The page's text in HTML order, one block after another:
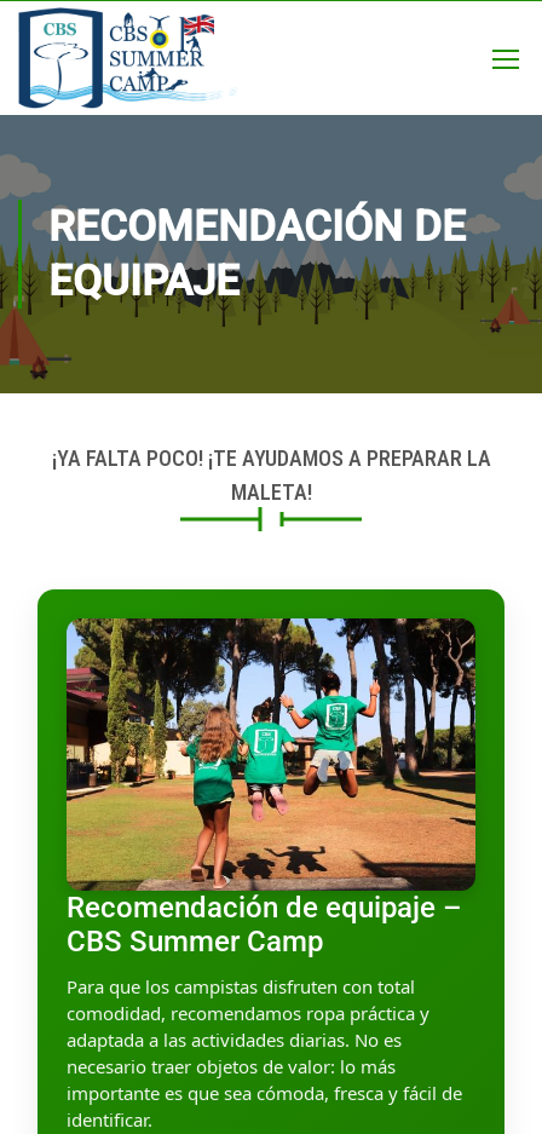
RECOMENDACIÓN DE
EQUIPAJE
¡YA FALTA POCO! ¡TE AYUDAMOS A PREPARAR LA
MALETA!
Recomendación de equipaje –
CBS Summer Camp
Para que los campistas disfruten con total
comodidad, recomendamos ropa práctica y
adaptada a las actividades diarias. No es
necesario traer objetos de valor: lo más
importante es que sea cómoda, fresca y fácil de
identificar.